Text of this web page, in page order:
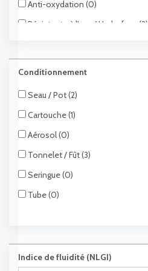
Anti-oxydation (0)
Résistante à l'eau / Hydrofuge (3)
Non toxique (0)
Faible vitesse (0)
Conditionnement
Seau / Pot (2)
Cartouche (1)
Aérosol (0)
Tonnelet / Fût (3)
Seringue (0)
Tube (0)
Indice de fluidité (NLGI)